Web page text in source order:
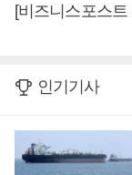
[비즈니스포스트
인기기사